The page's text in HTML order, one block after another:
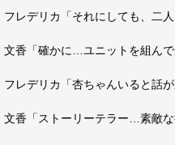
フレデリカ「それにしても、二
文香「確かに…ユニットを組んで
フレデリカ「杏ちゃんいると話が
文香「ストーリーテラー…素敵な